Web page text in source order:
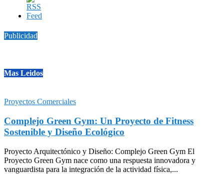
Publicidad
Mas Leidos
Proyectos Comerciales
Complejo Green Gym: Un Proyecto de Fitness
Sostenible y Diseño Ecológico
Proyecto Arquitectónico y Diseño: Complejo Green Gym El
Proyecto Green Gym nace como una respuesta innovadora y
vanguardista para la integración de la actividad física,...